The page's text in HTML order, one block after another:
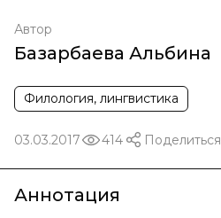
Автор
Базарбаева Альбина
Филология, лингвистика
03.03.2017 414 Поделиться
Аннотация